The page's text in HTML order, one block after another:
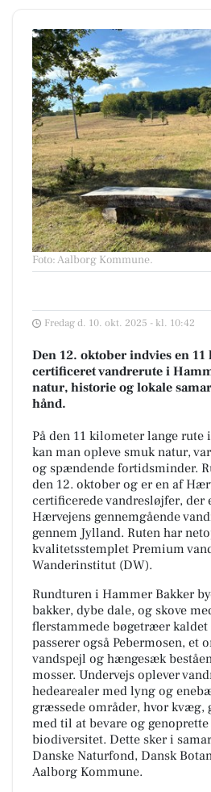
Foto: Aalborg Kommune.
Fredag d. 10. okt. 2025 - kl. 10:42
Den 12. oktober indvies en
certificeret vandrerute i
natur, historie og lokale
hånd.
På den 11 kilometer lange rute
kan man opleve smuk natur,
og spændende fortidsminder.
den 12. oktober og er en af
certificerede vandresløjfer, der
Hærvejens gennemgående
gennem Jylland. Ruten har
kvalitetsstemplet Premium
Wanderinstitut (DW).
Rundturen i Hammer Bakker
bakker, dybe dale, og skove
flerstammede bøgetræer kaldet
passerer også Pebermosen, et
vandspejl og hængesæk
mosser. Undervejs oplever
hedearealer med lyng og
græssede områder, hvor kvæg,
med til at bevare og
biodiversitet. Dette sker i
Danske Naturfond, Dansk
Aalborg Kommune.